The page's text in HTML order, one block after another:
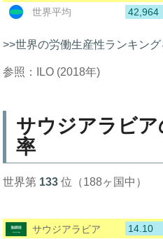
世界平均
42,964
>>世界の労働生産性ランキング
参照：ILO (2018年)
サウジアラビア
率
世界第 133 位（188ヶ国中）
サウジアラビア
14.10